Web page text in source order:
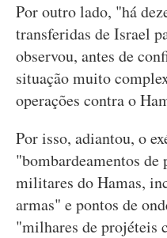
Por outro lado, "há
transferidas de Israel
observou, antes de
situação muito
operações contra o
Por isso, adiantou, o
"bombardeamentos
militares do Hamas,
armas" e pontos de
"milhares de projéteis